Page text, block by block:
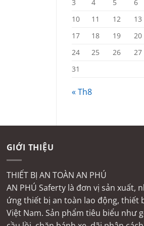
3 4 5 6
10
11 12 13
17
18 19 20
24
25 26 27
31
« Th8
GIỚI THIỆU
THIẾT BỊ AN TOÀN AN PHÚ
AN PHÚ Saferty là đơn vị sản xuất,
ứng thiết bị an toàn lao động, thiết
Việt Nam. Sản phẩm tiêu biểu như